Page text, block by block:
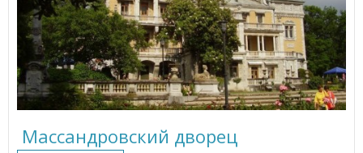
Массандровский дворец